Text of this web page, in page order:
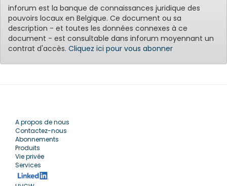
inforum est la banque de connaissances juridique des
pouvoirs locaux en Belgique. Ce document ou sa
description - et toutes les données connexes à ce
document - est consultable dans inforum moyennant un
contrat d'accès. Cliquez ici pour vous abonner
A propos de nous
Contactez-nous
Abonnements
Produits
Vie privée
Services